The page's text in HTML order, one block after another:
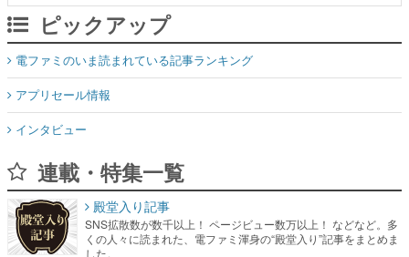
ピックアップ
電ファミのいま読まれている記事ランキング
アプリセール情報
インタビュー
連載・特集一覧
殿堂入り記事
SNS拡散数が数千以上！ ページビュー数万以上！ などなど。多
くの人々に読まれた、電ファミ渾身の“殿堂入り”記事をまとめま
した。